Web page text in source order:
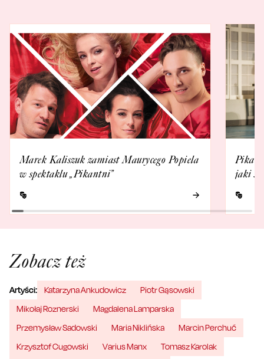
Marek Kaliszuk zamiast Maurycego Popiela
w spektaklu „Pikantni”
jaki
Zobacz też
Artyści: Katarzyna Ankudowicz
Piotr Gąsowski
Mikołaj Roznerski
Magdalena Lamparska
Przemysław Sadowski
Maria Niklińska
Marcin Perchuć
Krzysztof Cugowski
Varius Manx
Tomasz Karolak